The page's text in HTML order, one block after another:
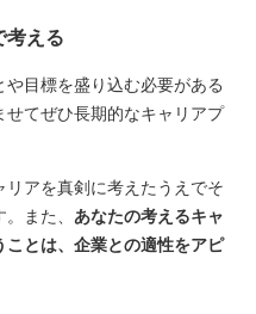
考える
目標を盛り込む必要がある
せてぜひ長期的なキャリアプ
アを真剣に考えたうえでそ
また、 あなたの考えるキャ
ことは、企業との適性をアピ